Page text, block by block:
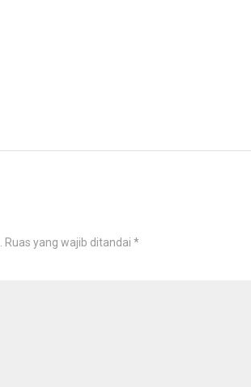
Ruas yang wajib ditandai *